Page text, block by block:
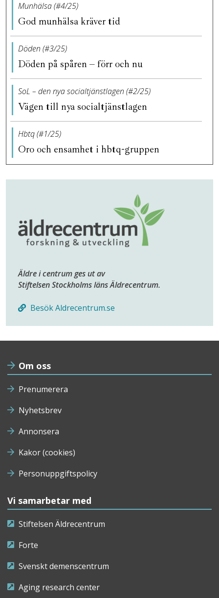
Munhälsa (#4/25)
God munhälsa kräver tid
Döden (#3/25)
Döden på spåren – förr och nu
SoL – den nya socialtjänstlagen (#2/25)
Vägen till nya socialtjänstlagen
Hbtq (#1/25)
Oro och ensamhet i hbtq-gruppen
Äldre i centrum ges ut av
Stiftelsen Stockholms läns Äldrecentrum.
Besök Aldrecentrum.se
Om oss
Prenumerera
Nyhetsbrev
Annonsera
Kakor (cookies)
Personuppgiftspolicy
Vi samarbetar med
Stiftelsen Äldrecentrum
Forte
Svenskt demenscentrum
Aging research center